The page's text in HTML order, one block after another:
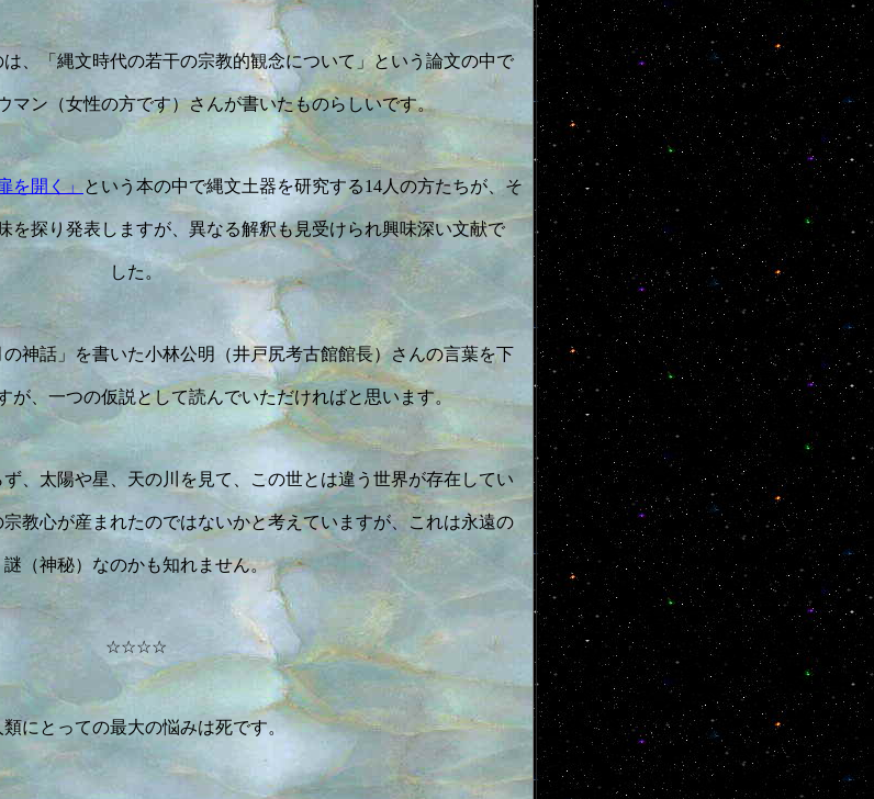
、「縄文時代の若干の宗教的観念について」という論文の中で
マン（女性の方です）さんが書いたものらしいです。
を開く」 という本の中で縄文土器を研究する14人の方たちが、そ
を探り発表しますが、異なる解釈も見受けられ興味深い文献で
した。
神話」を書いた小林公明（井戸尻考古館館長）さんの言葉を下
が、一つの仮説として読んでいただければと思います。
、太陽や星、天の川を見て、この世とは違う世界が存在してい
教心が産まれたのではないかと考えていますが、これは永遠の
謎（神秘）なのかも知れません。
☆☆☆☆
類にとっての最大の悩みは死です。